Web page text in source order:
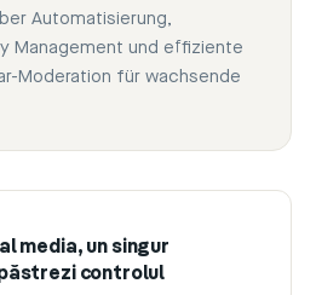
Automatisierung,
Management und effiziente
Moderation für wachsende
media, un singur
controlul